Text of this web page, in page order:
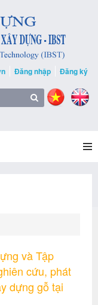
Đăng nhập Đăng ký
và Tập
cứu, phát
dựng gỗ tại